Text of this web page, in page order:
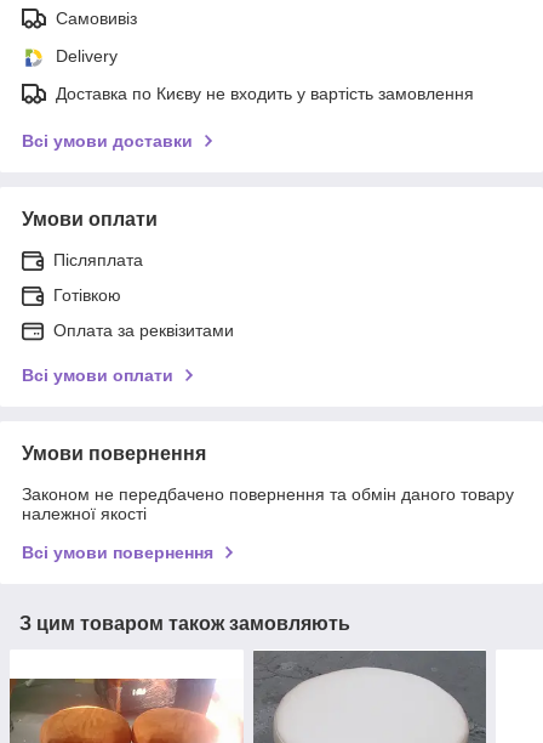
Самовивіз
Delivery
Доставка по Києву не входить у вартість замовлення
Всі умови доставки
Умови оплати
Післяплата
Готівкою
Оплата за реквізитами
Всі умови оплати
Умови повернення
Законом не передбачено повернення та обмін даного товару
належної якості
Всі умови повернення
З цим товаром також замовляють